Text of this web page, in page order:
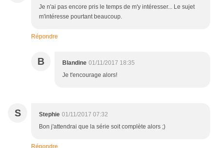
Je n'ai pas encore pris le temps de m'y intéresser... Le sujet
m'intéresse pourtant beaucoup.
Répondre
B Blandine 01/11/2017 18:35
Je t'encourage alors!
S Stephie 01/11/2017 07:32
Bon j'attendrai que la série soit complète alors ;)
Répondre